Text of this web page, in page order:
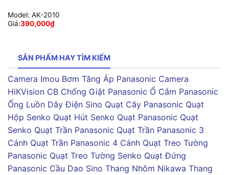
Model: AK-2010
Giá:390,000₫
SẢN PHẨM HAY TÌM KIẾM
Camera Imou Bơm Tăng Áp Panasonic Camera
HiKVision CB Chống Giật Panasonic Ổ Cắm Panasonic
Ống Luồn Dây Điện Sino Quạt Cây Panasonic Quạt
Hộp Senko Quạt Hút Senko Quạt Panasonic Quạt
Senko Quạt Trần Panasonic Quạt Trần Panasonic 3
Cánh Quạt Trần Panasonic 4 Cánh Quạt Treo Tường
Panasonic Quạt Treo Tường Senko Quạt Đứng
Panasonic Cầu Dao Sino Thang Nhôm Nikawa Thang